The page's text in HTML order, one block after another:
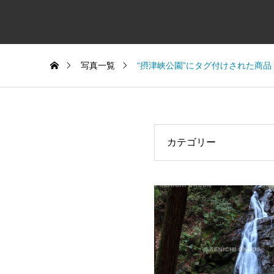
写真一覧 “摂津峡公園”にタグ付けされた商品
カテゴリー